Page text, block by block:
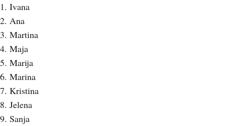
1. Ivana
2. Ana
3. Martina
4. Maja
5. Marija
6. Marina
7. Kristina
8. Jelena
9. Sanja